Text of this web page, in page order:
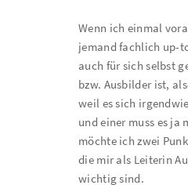
Wenn ich einmal
jemand fachlich up-
auch für sich selbst
bzw. Ausbilder ist,
weil es sich
und einer muss es ja
möchte ich zwei
die mir als Leiterin
wichtig sind.